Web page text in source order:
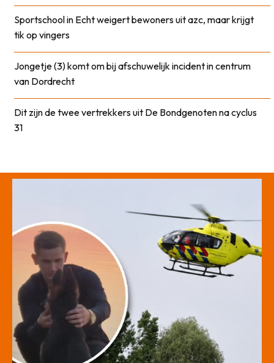
Sportschool in Echt weigert bewoners uit azc, maar krijgt
tik op vingers
Jongetje (3) komt om bij afschuwelijk incident in centrum
van Dordrecht
Dit zijn de twee vertrekkers uit De Bondgenoten na cyclus
31